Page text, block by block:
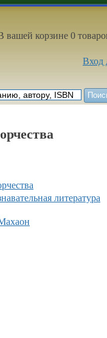
Вход
вашей корзине 0
литература